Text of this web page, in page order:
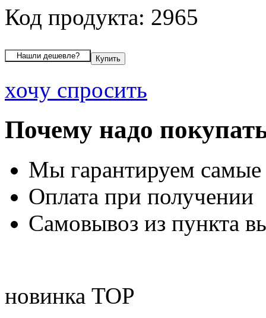
Код продукта: 2965
хочу спросить
Почему надо
Мы гарантируем
Оплата при получении
Самовывоз из пункта
новинка TOP